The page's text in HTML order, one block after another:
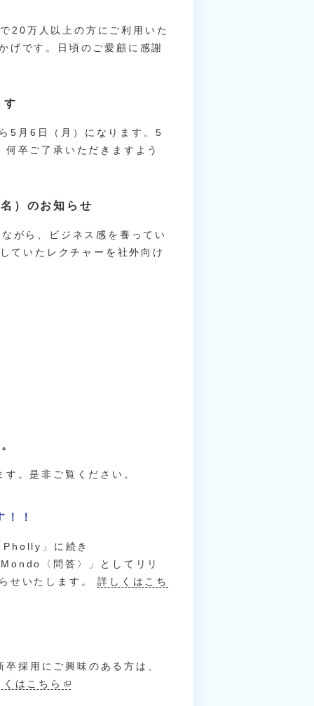
20万人以上の方にご利用いた
げです。日頃のご愛顧に感謝
す
5月6日（月）になります。5
卒ご了承いただきますよう
）のお知らせ
がら、ビジネス感を養ってい
ていたレクチャーを社外向け
。是非ご覧ください。
！
」に続き
〈問答〉」としてリリ
せいたします。詳しくはこち
採用にご興味のある方は、
くはこちら